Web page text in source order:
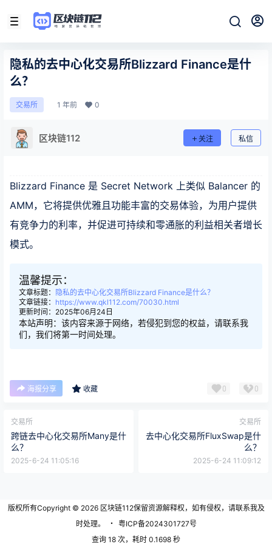
隐私的去中心化交易所Blizzard Finance是什
么？
交易所 1 年前 0
区块链112 关注 私信
Blizzard Finance 是 Secret Network 上类似 Balancer 的
AMM，它将提供优雅且功能丰富的交易体验，为用户提供
有竞争力的利率，并促进可持续和零通胀的利益相关者增长
模式。
温馨提示：
文章标题： 隐私的去中心化交易所Blizzard Finance是什么？
文章链接： https://www.qkl112.com/70030.html
更新时间：2025年06月24日
本站声明：该内容来源于网络，若侵犯到您的权益，请联系我
们，我们将第一时间处理。
海报分享 收藏 0 0
交易所
跨链去中心化交易所Many是什
么？
2025-6-24 11:05:16
交易所
去中心化交易所FluxSwap是什
么？
2025-6-24 11:09:12
版权所有Copyright © 2026区块链112保留资源解释权，如有侵权，请联系我及
时处理。
・ 粤ICP备2024301727号
查询 18 次，耗时 0.1698 秒